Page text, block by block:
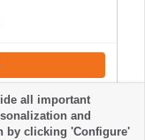
all important
and
by clicking 'Configure'